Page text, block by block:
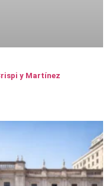
y Martínez